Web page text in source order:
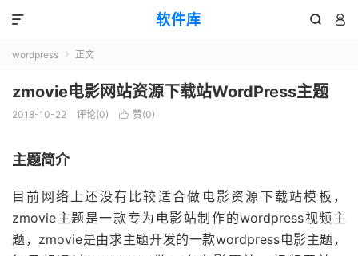
软件库  

wordpress  正文
zmovie电影网站资源下载站WordPress主题
2018-10-22 评论(0)  赞(0)
主题简介
目前网络上还没有比较适合做电影资源下载站模板，
zmovie主题是一款专为电影站制作的wordpress视频主
题，zmovie是由求主题开发的一款wordpress电影主题，